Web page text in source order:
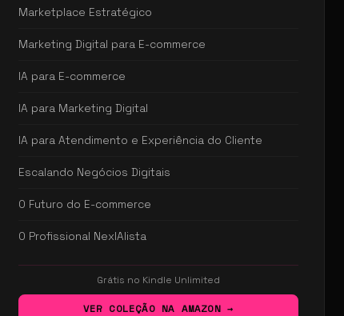
Marketplace Estratégico
Marketing Digital para E-commerce
IA para E-commerce
IA para Marketing Digital
IA para Atendimento e Experiência do Cliente
Escalando Negócios Digitais
O Futuro do E-commerce
O Profissional NexIAlista
Grátis no Kindle Unlimited
VER COLEÇÃO NA AMAZON →